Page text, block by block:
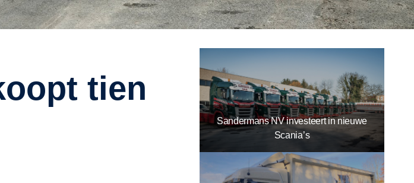
Sandermans NV investeert in nieuwe
Scania’s